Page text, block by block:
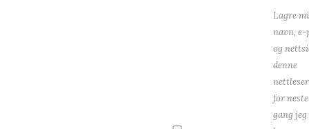
Lagre
navn, e-
og
denne
for neste
gang jeg